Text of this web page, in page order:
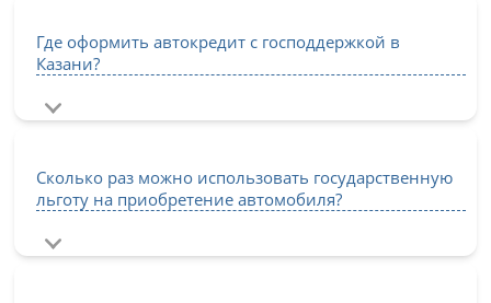
Где оформить автокредит с господдержкой в
Казани?
Сколько раз можно использовать государственную
льготу на приобретение автомобиля?